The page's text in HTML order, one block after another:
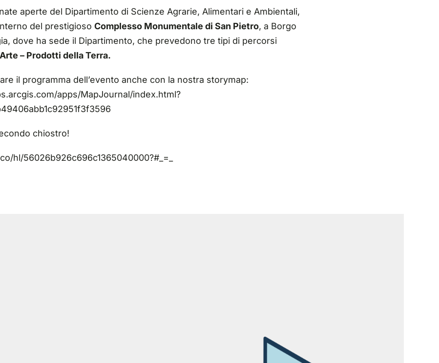
aperte del Dipartimento di Scienze Agrarie, Alimentari e Ambientali,
del prestigioso Complesso Monumentale di San Pietro, a Borgo
dove ha sede il Dipartimento, che prevedono tre tipi di percorsi
– Prodotti della Terra.
il programma dell’evento anche con la nostra storymap:
apps/MapJournal/index.html?
chiostro!
hl/56026b926c696c1365040000?#_=_